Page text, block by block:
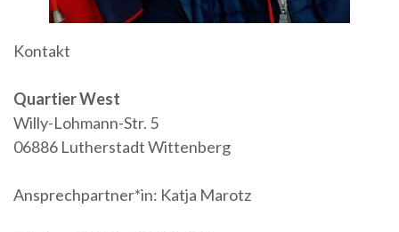
Kontakt
Quartier West
Willy-Lohmann-Str. 5
06886 Lutherstadt Wittenberg
Ansprechpartner*in: Katja Marotz